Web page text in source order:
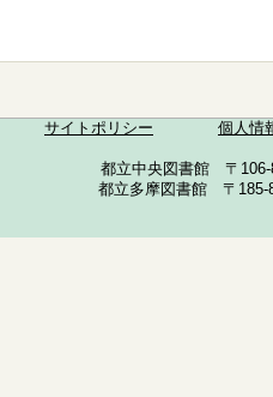
サイトポリシー 個人情
都立中央図書館 〒
都立多摩図書館 〒185-